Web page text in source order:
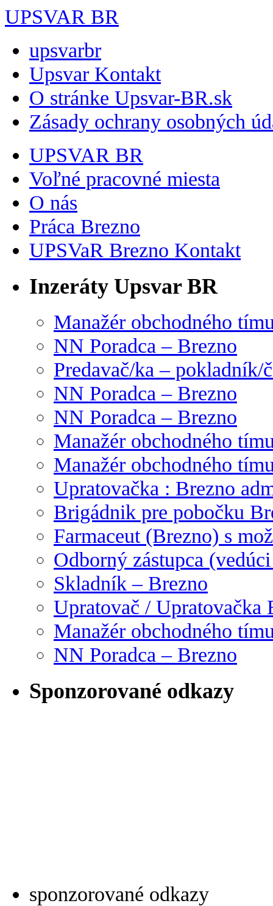
UPSVAR BR
upsvarbr
Upsvar Kontakt
O stránke Upsvar-BR.sk
Zásady ochrany osobných
UPSVAR BR
Voľné pracovné miesta
O nás
Práca Brezno
UPSVaR Brezno Kontakt
Inzeráty Upsvar BR
Manažér obchodného
NN Poradca – Brezno
Predavač/ka – pokladník/
NN Poradca – Brezno
NN Poradca – Brezno
Manažér obchodného
Manažér obchodného
Upratovačka : Brezno
Brigádnik pre pobočku
Farmaceut (Brezno) s
Odborný zástupca
Skladník – Brezno
Upratovač / Upratovačka
Manažér obchodného
NN Poradca – Brezno
Sponzorované odkazy
sponzorované odkazy